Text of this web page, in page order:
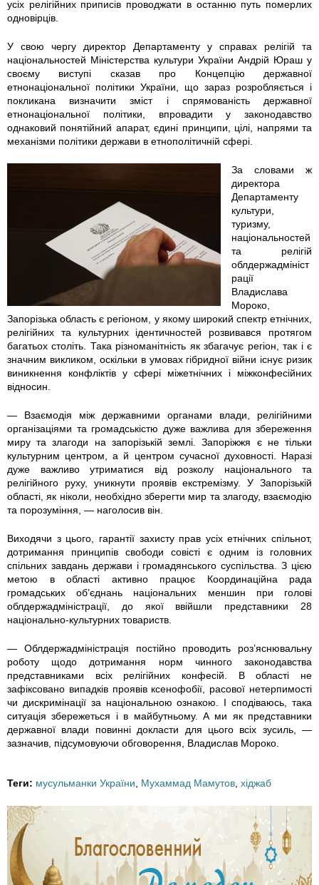
3
.
j
p
g
4
.
j
p
g
усіх релігійних приписів проводжати в останню путь померлих
одновірців.
У свою чергу директор Департаменту у справах релігій та
національностей Міністерства культури України Андрій Юраш у
своєму виступі сказав про Концепцію державної
етнонаціональної політики України, що зараз розробляється і
покликана визначити зміст і спрямованість державної
етнонаціональної політики, впровадити у законодавство
однаковий понятійний апарат, єдині принципи, цілі, напрями та
механізми політики держави в етнополітичній сфері.
За словами ж
директора
Департаменту
культури,
туризму,
національностей
та релігій
облдержадмініст
рації
Владислава
Мороко,
Запорізька область є регіоном, у якому широкий спектр етнічних,
релігійних та культурних ідентичностей розвивався протягом
багатьох століть. Така різноманітність як збагачує регіон, так і є
значним викликом, оскільки в умовах гібридної війни існує ризик
виникнення конфліктів у сфері міжетнічних і міжконфесійних
відносин.
— Взаємодія між державними органами влади, релігійними
організаціями та громадськістю дуже важлива для збереження
миру та злагоди на запорізькій землі. Запоріжжя є не тільки
культурним центром, а й центром сучасної духовності. Наразі
дуже важливо утриматися від розколу національного та
релігійного руху, уникнути проявів екстремізму. У Запорізькій
області, як ніколи, необхідно зберегти мир та злагоду, взаємодію
та порозуміння, — наголосив він.
Виходячи з цього, гарантії захисту прав усіх етнічних спільнот,
дотримання принципів свободи совісті є одним із головних
спільних завдань держави і громадянського суспільства. З цією
метою в області активно працює Координаційна рада
громадських об’єднань національних меншин при голові
облдержадміністрації, до якої ввійшли представники 28
національно-культурних товариств.
— Облдержадміністрація постійно проводить роз’яснювальну
роботу щодо дотримання норм чинного законодавства
представниками всіх релігійних конфесій. В області не
зафіксовано випадків проявів ксенофобії, расової нетерпимості
чи дискримінації за національною ознакою. І сподіваюсь, така
ситуація збережеться і в майбутньому. А ми як представники
державної влади повинні докласти для цього всіх зусиль, —
зазначив, підсумовуючи обговорення, Владислав Мороко.
Теги: мусульманки України Мухаммад Мамутов хіджаб